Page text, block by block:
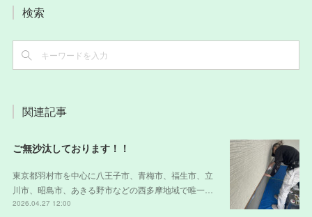
検索
関連記事
ご無沙汰しております！！
東京都羽村市を中心に八王子市、青梅市、福生市、立
川市、昭島市、あきる野市などの西多摩地域で唯一…
2026.04.27 12:00